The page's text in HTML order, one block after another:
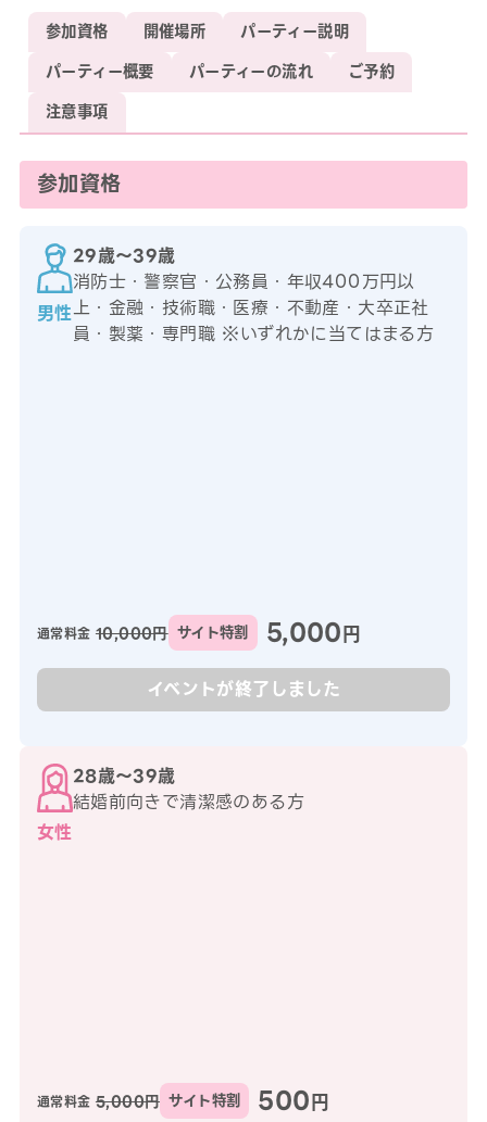
参加資格 開催場所
パーティー説明
パーティー概要
パーティーの流れ
ご予約
注意事項
参加資格
男性
29歳〜39歳
消防士・警察官・公務員・年収400万円以
上・金融・技術職・医療・不動産・大卒正社
員・製薬・専門職 ※いずれかに当てはまる方
通常料金 10,000円 サイト特割 5,000円
イベントが終了しました
女性
28歳〜39歳
結婚前向きで清潔感のある方
通常料金 5,000円 サイト特割 500円